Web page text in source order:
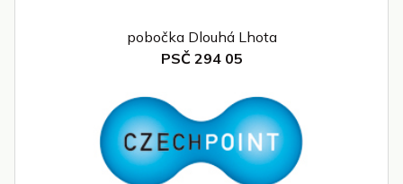
pobočka Dlouhá Lhota
PSČ 294 05